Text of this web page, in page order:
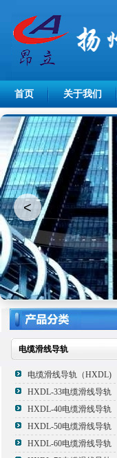
首页 关于我们
<
电缆滑线导轨
电缆滑线导轨（HXDL)
HXDL-33电缆滑线导轨
HXDL-40电缆滑线导轨
HXDL-50电缆滑线导轨
HXDL-60电缆滑线导轨